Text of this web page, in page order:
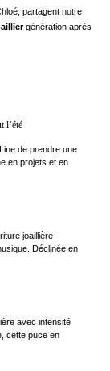
partagent notre
génération après
l’été
de prendre une
en projets et en
joaillière
Déclinée en
avec intensité
cette puce en